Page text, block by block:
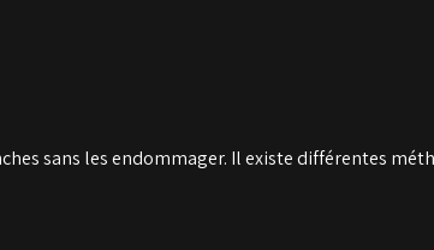
sans les endommager. Il existe différentes